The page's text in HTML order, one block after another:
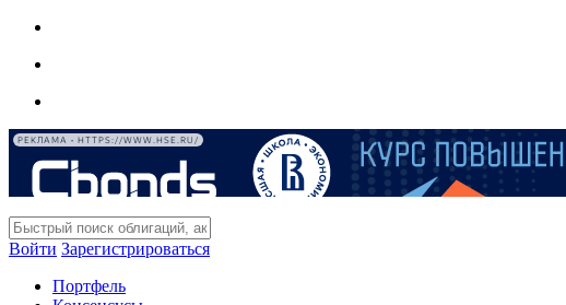
РЕКЛАМА • HTTPS://WWW.HSE.RU/
Войти Зарегистрироваться
Портфель